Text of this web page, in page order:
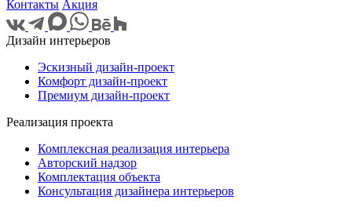
Контакты Акция
Дизайн интерьеров
Эскизный дизайн-проект
Комфорт дизайн-проект
Премиум дизайн-проект
Реализация проекта
Комплексная реализация интерьера
Авторский надзор
Комплектация объекта
Консультация дизайнера интерьеров